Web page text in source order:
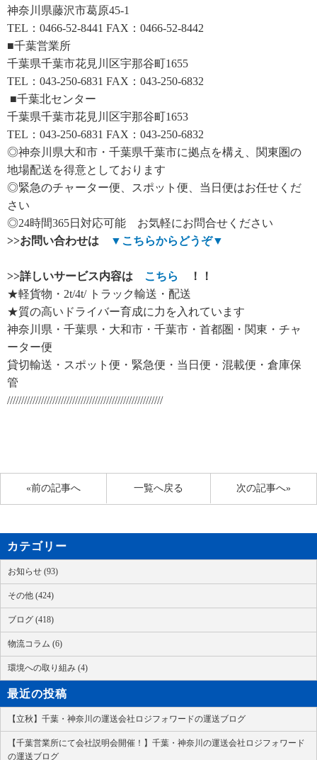
神奈川県藤沢市葛原45-1
TEL：0466-52-8441 FAX：0466-52-8442
■千葉営業所
千葉県千葉市花見川区宇那谷町1655
TEL：043-250-6831 FAX：043-250-6832
■千葉北センター
千葉県千葉市花見川区宇那谷町1653
TEL：043-250-6831 FAX：043-250-6832
◎神奈川県大和市・千葉県千葉市に拠点を構え、関東圏の
地場配送を得意としております
◎緊急のチャーター便、スポット便、当日便はお任せくだ
さい
◎24時間365日対応可能 お気軽にお問合せください
>>お問い合わせは ▼ こちらからどうぞ▼
>>詳しいサービス内容は こちら
！！
★軽貨物・2t/4t/ トラック輸送・配送
★質の高いドライバー育成に力を入れています
神奈川県・千葉県・大和市・千葉市・首都圏・関東・チャ
ーター便
貸切輸送・スポット便・緊急便・当日便・混載便・倉庫保
管
///////////////////////////////////////////////////////
«前の記事へ 次の記事へ»
一覧へ戻る
カテゴリー
お知らせ (93)
その他 (424)
ブログ (418)
物流コラム (6)
環境への取り組み (4)
最近の投稿
【立秋】千葉・神奈川の運送会社ロジフォワードの運送ブログ
【千葉営業所にて会社説明会開催！】千葉・神奈川の運送会社ロジフォワード
の運送ブログ